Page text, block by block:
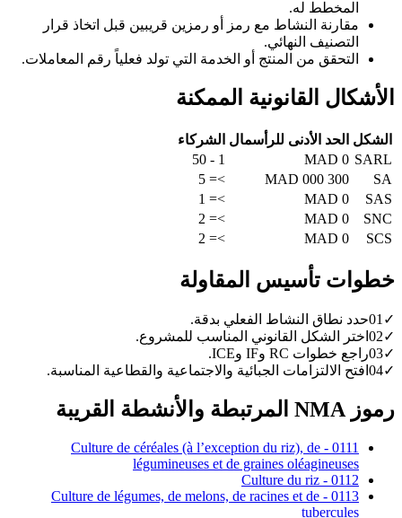
المخطط له.
مقارنة النشاط مع رمز أو رمزين قريبين قبل اتخاذ قرار
التصنيف النهائي.
التحقق من المنتج أو الخدمة التي تولد فعلياً رقم المعاملات.
الأشكال القانونية الممكنة
الشكل الحد الأدنى للرأسمال الشركاء
SARL
0 MAD
1 - 50
SA
300 000 MAD
>= 5
SAS
0 MAD
>= 1
SNC
0 MAD
>= 2
SCS
0 MAD
>= 2
خطوات تأسيس المقاولة
✓
01حدد نطاق النشاط الفعلي بدقة.
✓
02 اختر الشكل القانوني المناسب للمشروع.
✓
03راجع خطوات RC وIF وICE.
✓
04 افتح الالتزامات الجبائية والاجتماعية والقطاعية المناسبة.
رموز NMA المرتبطة والأنشطة القريبة
0111 - Culture de céréales (à l’exception du riz), de
légumineuses et de graines oléagineuses
0112 - Culture du riz
0113 - Culture de légumes, de melons, de racines et de
tubercules